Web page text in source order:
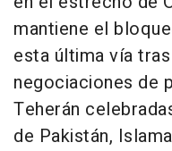
mantiene el
esta última vía
negociaciones de
Teherán
de Pakistán,